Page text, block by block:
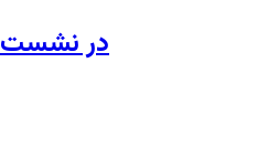
در نشست